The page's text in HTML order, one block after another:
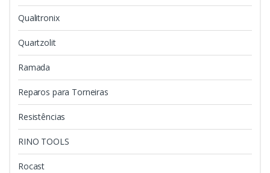
Qualitronix
Quartzolit
Ramada
Reparos para Torneiras
Resistências
RINO TOOLS
Rocast